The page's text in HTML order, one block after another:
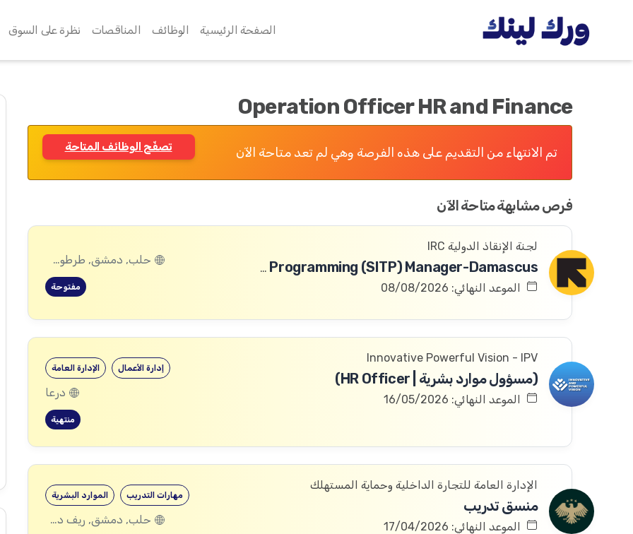
الصفحة الرئيسية الوظائف المناقصات نظرة على السوق
Operation Officer HR and Finance
تم الانتهاء من التقديم على هذه الفرصة وهي لم تعد متاحة الآن تصفّح الوظائف المتاحة
فرص مشابهة متاحة الآن
لجنة الإنقاذ الدولية IRC
Safeguarding and Safe, Inclusive and Transformative Programming (SITP) Manager-Damascus
الموعد النهائي: 08/08/2026
حلب, دمشق, طرطوس, ريف دمشق, ديرالزور, درعا, السويداء, إدلب, القنيطرة, اللاذقية, الرقة, حمص, الحسكة, حماة
مفتوحة
Innovative Powerful Vision - IPV
(مسؤول موارد بشرية | HR Officer)
الموعد النهائي: 16/05/2026
الإدارة العامة إدارة الأعمال
درعا
منتهية
الإدارة العامة للتجارة الداخلية وحماية المستهلك
منسق تدريب
الموعد النهائي: 17/04/2026
الموارد البشرية مهارات التدريب
حلب, دمشق, ريف دمشق, ديرالزور, درعا, إدلب, القنيطرة, حمص, الحسكة, حماة